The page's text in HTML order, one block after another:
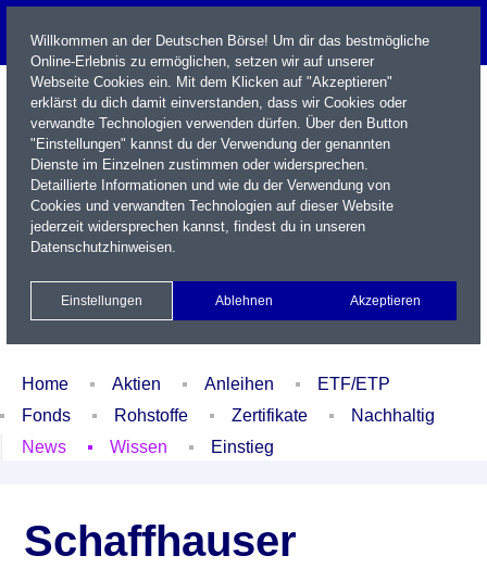
Name / WKN / ISIN / Kürzel
Xetra Realtime
Watchlist Portfolio Login
Home Aktien Anleihen
ETF/ETP
Fonds
Rohstoffe Zertifikate
Nachhaltig
News
Wissen Einstieg
Schaffhauser
Willkommen an der Deutschen Börse! Um dir das bestmögliche
Online-Erlebnis zu ermöglichen, setzen wir auf unserer
Webseite Cookies ein. Mit dem Klicken auf "Akzeptieren"
erklärst du dich damit einverstanden, dass wir Cookies oder
verwandte Technologien verwenden dürfen. Über den Button
"Einstellungen" kannst du der Verwendung der genannten
Dienste im Einzelnen zustimmen oder widersprechen.
Detaillierte Informationen und wie du der Verwendung von
Cookies und verwandten Technologien auf dieser Website
jederzeit widersprechen kannst, findest du in unseren
Datenschutzhinweisen.
Einstellungen Ablehnen Akzeptieren